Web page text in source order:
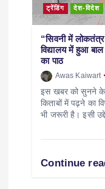
ट्रेंडिंग देश-विदेश
“सिवनी में लोकतंत्र
विद्यालय में हुआ बाल
का पाठ
Awas Kaiwart
इस खबर को सुनने के
किताबों में पढ़ने का
भी जरूरी है। इसी
Continue